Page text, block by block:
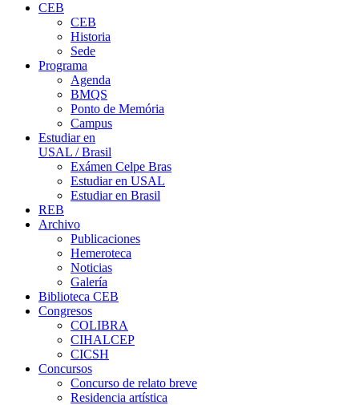
CEB
CEB
Historia
Sede
Programa
Agenda
BMQS
Ponto de Memória
Campus
Estudiar en
USAL / Brasil
Exámen Celpe Bras
Estudiar en USAL
Estudiar en Brasil
REB
Archivo
Publicaciones
Hemeroteca
Noticias
Galería
Biblioteca CEB
Congresos
COLIBRA
CIHALCEP
CICSH
Concursos
Concurso de relato breve
Residencia artística